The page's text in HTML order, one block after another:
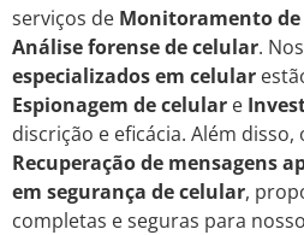
serviços de Monitoramento
Análise forense de celular.
especializados em celular
Espionagem de celular e
discrição e eficácia. Além disso,
Recuperação de mensagens
em segurança de celular,
completas e seguras para